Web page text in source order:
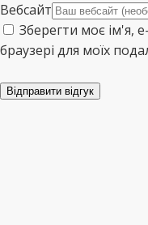
Вебсайт
Зберегти моє ім'я,
браузері для моїх
Відправити відгук